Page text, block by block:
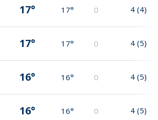
17° 17° 0 4 (4)
17° 17° 0 4 (5)
16° 16° 0 4 (5)
16° 16° 0 4 (5)